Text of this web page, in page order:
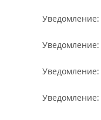
Уведомление:
Уведомление:
Уведомление:
Уведомление: